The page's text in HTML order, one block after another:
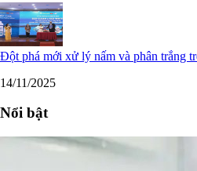
Đột phá mới xử lý nấm và phân trắng
14/11/2025
Nổi bật